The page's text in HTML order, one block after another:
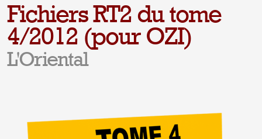
Fichiers RT2 du tome
4/2012 (pour OZI)
L'Oriental